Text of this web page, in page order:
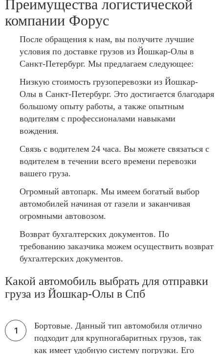
Преимущества логистической
компании Форус
После обращения к нам, вы получите лучшие
условия по доставке грузов из Йошкар-Олы в
Санкт-Петербург. Мы предлагаем следующее:
Низкую стоимость грузоперевозки из Йошкар-
Олы в Санкт-Петербург. Это достигается благодаря
большому опыту работы, а также опытным
водителям с профессионалами навыками
вождения.
Связь с водителем 24 часа. Вы можете связаться с
водителем в течении всего времени перевозки
вашего груза.
Огромный автопарк. Мы имеем богатый выбор
автомобилей начиная от газели и заканчивая
огромными автовозом.
Возврат бухгалтерских документов. По
требованию заказчика можем осуществить возврат
бухгалтерских документов.
Какой автомобиль выбрать для отправки
груза из Йошкар-Олы в Спб
Бортовые. Данный тип автомобиля отлично
подходит для крупногабаритных грузов, так
как имеет удобную систему погрузки. Его